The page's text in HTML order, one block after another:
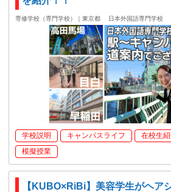
専修学校（専門学校）｜東京都 日本外国語専門学校
学校説明 キャンパスライフ 在校生
模擬授業
【KUBO×RiBi】美容学生がヘア